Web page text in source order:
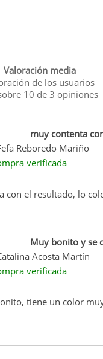
Valoración media
de los usuarios
10 de 3 opiniones
muy contenta
Reboredo Mariño
verificada
con el resultado, lo
Muy bonito y se
Acosta Martín
verificada
tiene un color